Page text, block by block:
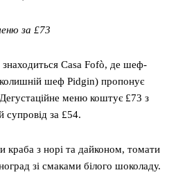
за £73
Casa Fofò, де шеф-
шеф Pidgin) пропонує
меню коштує £73 з
супровід за £54.
краба з норі та дайконом, томати
зі смаками білого шоколаду.